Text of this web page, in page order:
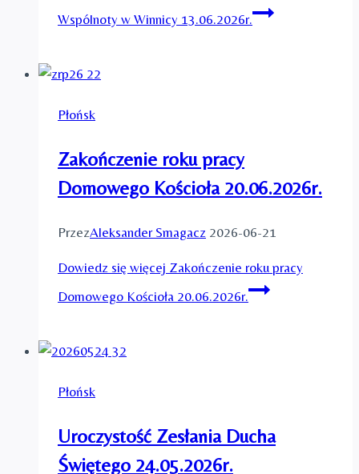
Wspólnoty w Winnicy 13.06.2026r.
Płońsk
Zakończenie roku pracy
Domowego Kościoła 20.06.2026r.
PrzezAleksander Smagacz 2026-06-21
Dowiedz się więcej Zakończenie roku pracy
Domowego Kościoła 20.06.2026r.
Płońsk
Uroczystość Zesłania Ducha
Świętego 24.05.2026r.